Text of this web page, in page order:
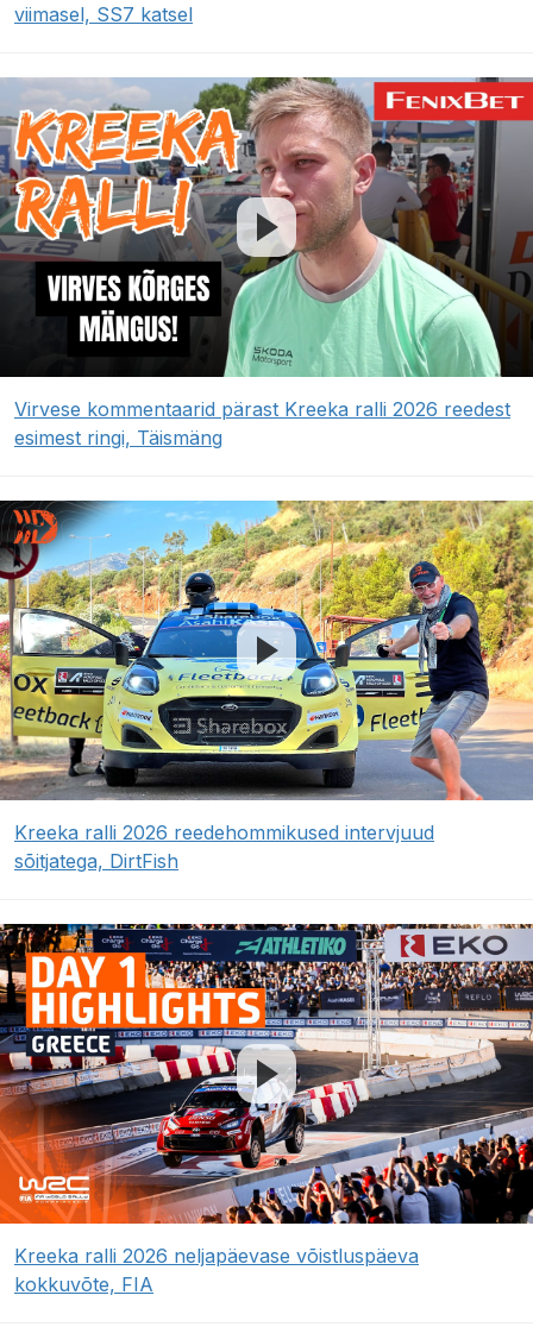
viimasel, SS7 katsel
Virvese kommentaarid pärast Kreeka ralli 2026 reedest
esimest ringi, Täismäng
Kreeka ralli 2026 reedehommikused intervjuud
sõitjatega, DirtFish
Kreeka ralli 2026 neljapäevase võistluspäeva
kokkuvõte, FIA